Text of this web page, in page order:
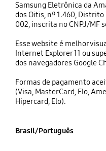
Samsung Eletrônica da
dos Oitis, nº 1.460,
002, inscrita no CNPJ/MF
Esse website é melhor
Internet Explorer 11 ou
dos navegadores Google
Formas de pagamento
(Visa, MasterCard, Elo,
Hipercard, Elo).
Brasil/Português